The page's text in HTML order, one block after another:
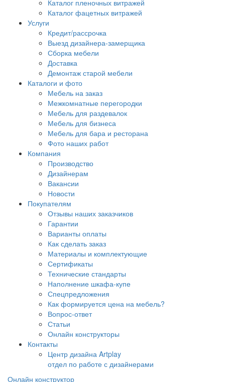
Каталог пленочных витражей
Каталог фацетных витражей
Услуги
Кредит/рассрочка
Выезд дизайнера-замерщика
Сборка мебели
Доставка
Демонтаж старой мебели
Каталоги и фото
Мебель на заказ
Межкомнатные перегородки
Мебель для раздевалок
Мебель для бизнеса
Мебель для бара и ресторана
Фото наших работ
Компания
Производство
Дизайнерам
Вакансии
Новости
Покупателям
Отзывы наших заказчиков
Гарантии
Варианты оплаты
Как сделать заказ
Материалы и комплектующие
Сертификаты
Технические стандарты
Наполнение шкафа-купе
Спецпредложения
Как формируется цена на мебель?
Вопрос-ответ
Статьи
Онлайн конструкторы
Контакты
Центр дизайна Artplay
отдел по работе с дизайнерами
Онлайн конструктор